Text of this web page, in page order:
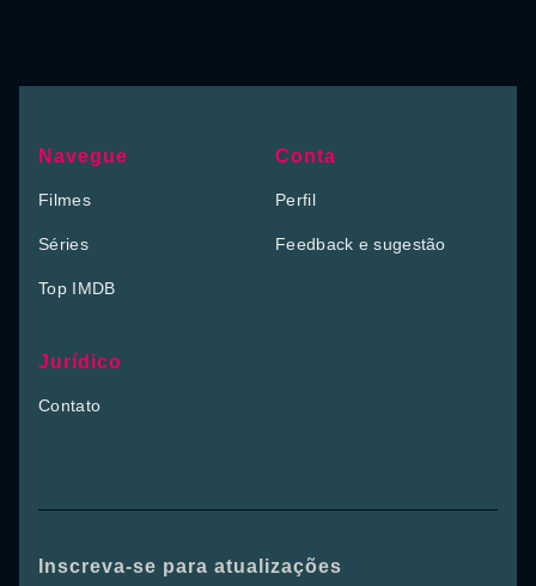
Navegue
Filmes
Séries
Top IMDB
Conta
Perfil
Feedback e sugestão
Jurídico
Contato
Inscreva-se para atualizações